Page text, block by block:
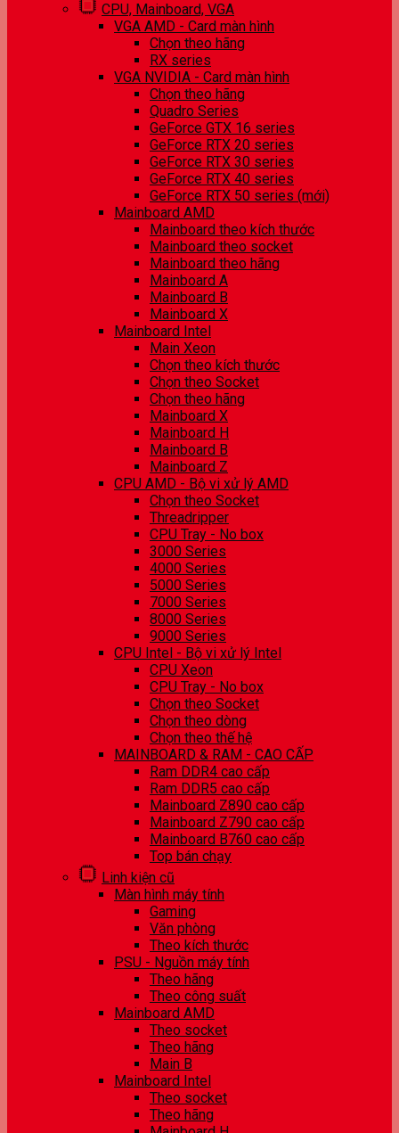
CPU, Mainboard, VGA
VGA AMD - Card màn hình
Chọn theo hãng
RX series
VGA NVIDIA - Card màn hình
Chọn theo hãng
Quadro Series
GeForce GTX 16 series
GeForce RTX 20 series
GeForce RTX 30 series
GeForce RTX 40 series
GeForce RTX 50 series (mới)
Mainboard AMD
Mainboard theo kích thước
Mainboard theo socket
Mainboard theo hãng
Mainboard A
Mainboard B
Mainboard X
Mainboard Intel
Main Xeon
Chọn theo kích thước
Chọn theo Socket
Chọn theo hãng
Mainboard X
Mainboard H
Mainboard B
Mainboard Z
CPU AMD - Bộ vi xử lý AMD
Chọn theo Socket
Threadripper
CPU Tray - No box
3000 Series
4000 Series
5000 Series
7000 Series
8000 Series
9000 Series
CPU Intel - Bộ vi xử lý Intel
CPU Xeon
CPU Tray - No box
Chọn theo Socket
Chọn theo dòng
Chọn theo thế hệ
MAINBOARD & RAM - CAO CẤP
Ram DDR4 cao cấp
Ram DDR5 cao cấp
Mainboard Z890 cao cấp
Mainboard Z790 cao cấp
Mainboard B760 cao cấp
Top bán chạy
Linh kiện cũ
Màn hình máy tính
Gaming
Văn phòng
Theo kích thước
PSU - Nguồn máy tính
Theo hãng
Theo công suất
Mainboard AMD
Theo socket
Theo hãng
Main B
Mainboard Intel
Theo socket
Theo hãng